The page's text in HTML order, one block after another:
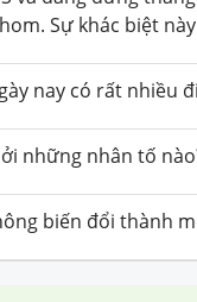
Sự khác biệt
nay có rất nhiều
những nhân tố
biến đổi thành